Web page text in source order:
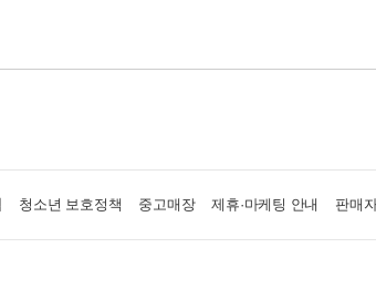
청소년 보호정책 중고매장 제휴·마케팅 안내 판매